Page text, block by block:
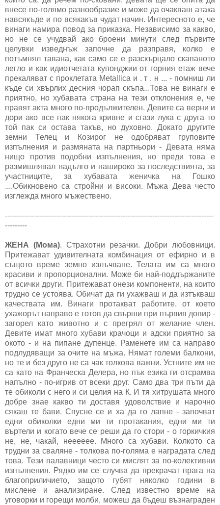
внесе по-голямо разнообразие и може да очакваш атака
навсякъде и по всякакъв чудат начин. Интересното е, че
винаги намира повод за приказка. Независимо за какво,
но не се учудвай ако броени минути след първите
целувки изведнъж започне да разправя, колко е
потъмнял тавана, как само се е разскърцало скапаното
легло и как идиотчетата купонджии от горния етаж вече
прекаляват с проклетата Metallica и . т . н ... - помниш ли
къде си хвърлих десния чорап скъпа...Това не винаги е
приятно, но хубавата страна на тези отклонения е, че
правят акта много по-продължителен. Девите са верни и
дори ако все пак някога кривне и сгази лука с друга то
той пак си остава такъв, но духовно. Докато другите
земни Телец и Козирог не одобряват груповите
изпълнения и размяната на партньори - Девата няма
нищо против подобни изпълнения, но преди това е
размишлявал надълго и нашироко за последствията, за
участниците, за хубавата женичка на Гошко
....Обикновено са стройни и високи. Мъжа Дева често
изглежда много мъжествено.
-------------------------------------------------------------------------------------
---------
ЖЕНА (Мома). Страхотни резачки. Добри любовници.
Притежават удивителната комбинация от ефирно и в
същото време земно излъчване. Телата им са много
красиви и пропорционални. Може би най-поддържаните
от всички други. Притежават онези компоненти, на които
трудно се устоява. Обичат да ги ухажваш и да изтъкваш
качествата им. Винаги протакват работите, от което
ухажорът направо е готов да свърши при първия допир -
загорел като животно и с прегрял от желание член.
Девите имат много хубави крачоци и адски приятно за
окото - и на пипане дупенце. Раменете им са направо
подлудяващи за очите на мъжа. Нямат големи балкони,
но те и без друго не са чак толкова важни. Устните им не
са като на Франческа Делера, но пък езика ги отсрамва
напълно - по-игрив от всеки друг. Само два три пъти да
те обиколи с него и си целия на К. И тя хитрушата много
добре знае какво ти доставя удоволствие и нарочно
сякаш те бави. Спусне се и ха да го лапне - започват
едни обиколки едни ми ти протакания, едни ми ти
въртели и когато вече се реши да го стори - о горкичкия
не, не, чакай, нееееее. Много са хубави. Колкото са
трудни за сваляне - толкова по-голяма е наградата след
това. Тези палавници често си мислят за по-колективни
изпълнения. Рядко им се случва да прекрачат прага на
благоприличието, защото губят няколко години в
мислене и анализиране. След известно време на
уговорки и горещи молби, можеш да бъдеш възнаграден